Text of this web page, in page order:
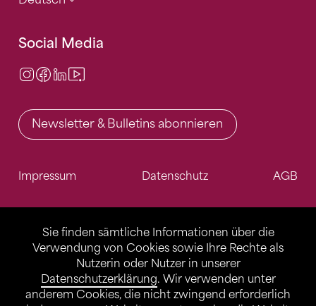
Sie finden sämtliche Informationen über die
Verwendung von Cookies sowie Ihre Rechte als
Nutzerin oder Nutzer in unserer
Datenschutzerklärung. Wir verwenden unter
anderem Cookies, die nicht zwingend erforderlich
Social Media
Instagram
Facebook
LinkedIn
Newsletter & Bulletins abonnieren
Impressum Datenschutz AGB